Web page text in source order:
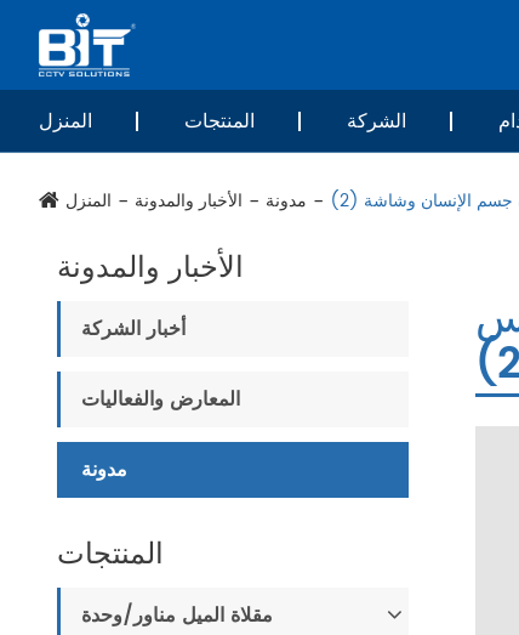
المنزل المنتجات الشركة
المنزل الأخبار والمدونة مدونة جسم الإنسان وشاشة (2)
الأخبار والمدونة
أخبار الشركة
المعارض والفعاليات
مدونة
المنتجات
مقلاة الميل مناور/وحدة